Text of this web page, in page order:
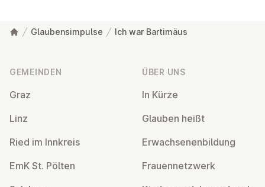
Glaubensimpulse Ich war Bartimäus
GEMEINDEN
Graz
Linz
Ried im Innkreis
EmK St. Pölten
ÜBER UNS
In Kürze
Glauben heißt
Er­wach­se­nen­bil­dung
Frau­en­netz­werk